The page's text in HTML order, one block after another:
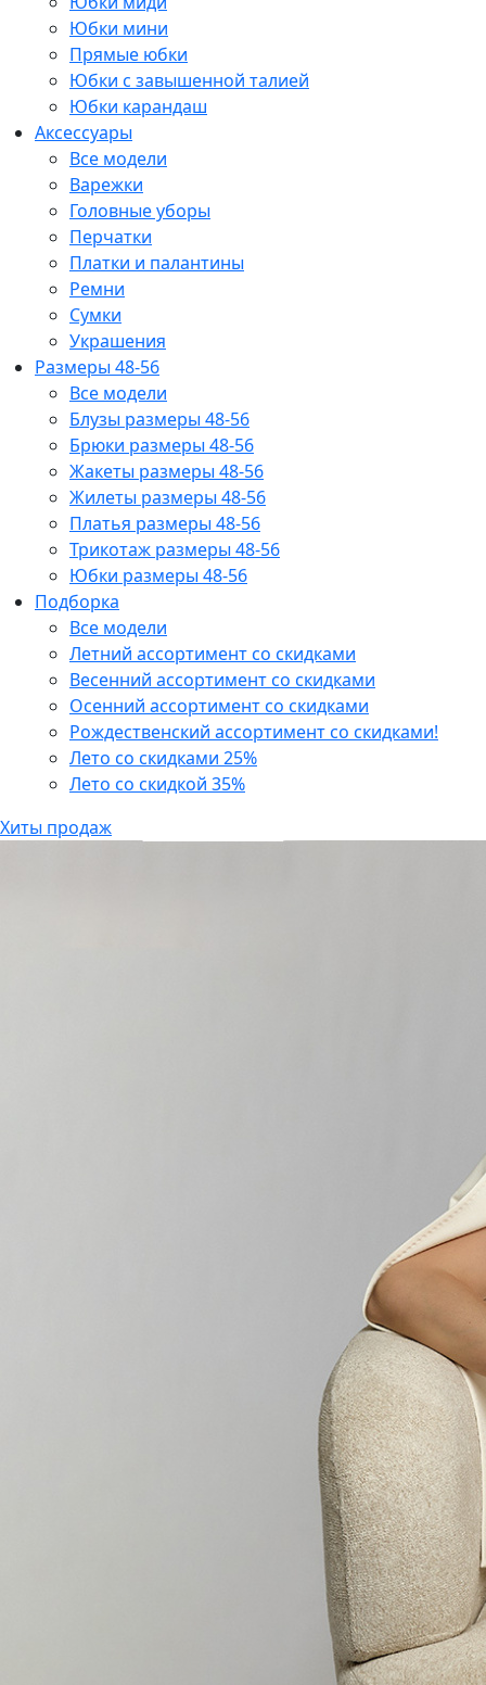
Юбки мини
Прямые юбки
Юбки с завышенной талией
Юбки карандаш
Аксессуары
Все модели
Варежки
Головные уборы
Перчатки
Платки и палантины
Ремни
Сумки
Украшения
Размеры 48-56
Все модели
Блузы размеры 48-56
Брюки размеры 48-56
Жакеты размеры 48-56
Жилеты размеры 48-56
Платья размеры 48-56
Трикотаж размеры 48-56
Юбки размеры 48-56
Подборка
Все модели
Летний ассортимент со скидками
Весенний ассортимент со скидками
Осенний ассортимент со скидками
Рождественский ассортимент со скидками!
Лето со скидками 25%
Лето со скидкой 35%
Хиты продаж